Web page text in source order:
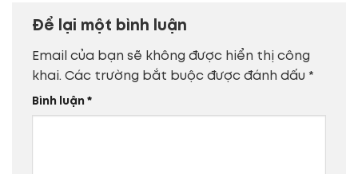
Để lại một bình luận
Email của bạn sẽ không được hiển thị công
khai. Các trường bắt buộc được đánh dấu *
Bình luận *